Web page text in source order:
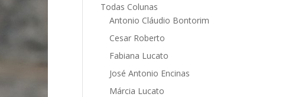
Todas Colunas
Antonio Cláudio Bontorim
Cesar Roberto
Fabiana Lucato
José Antonio Encinas
Márcia Lucato